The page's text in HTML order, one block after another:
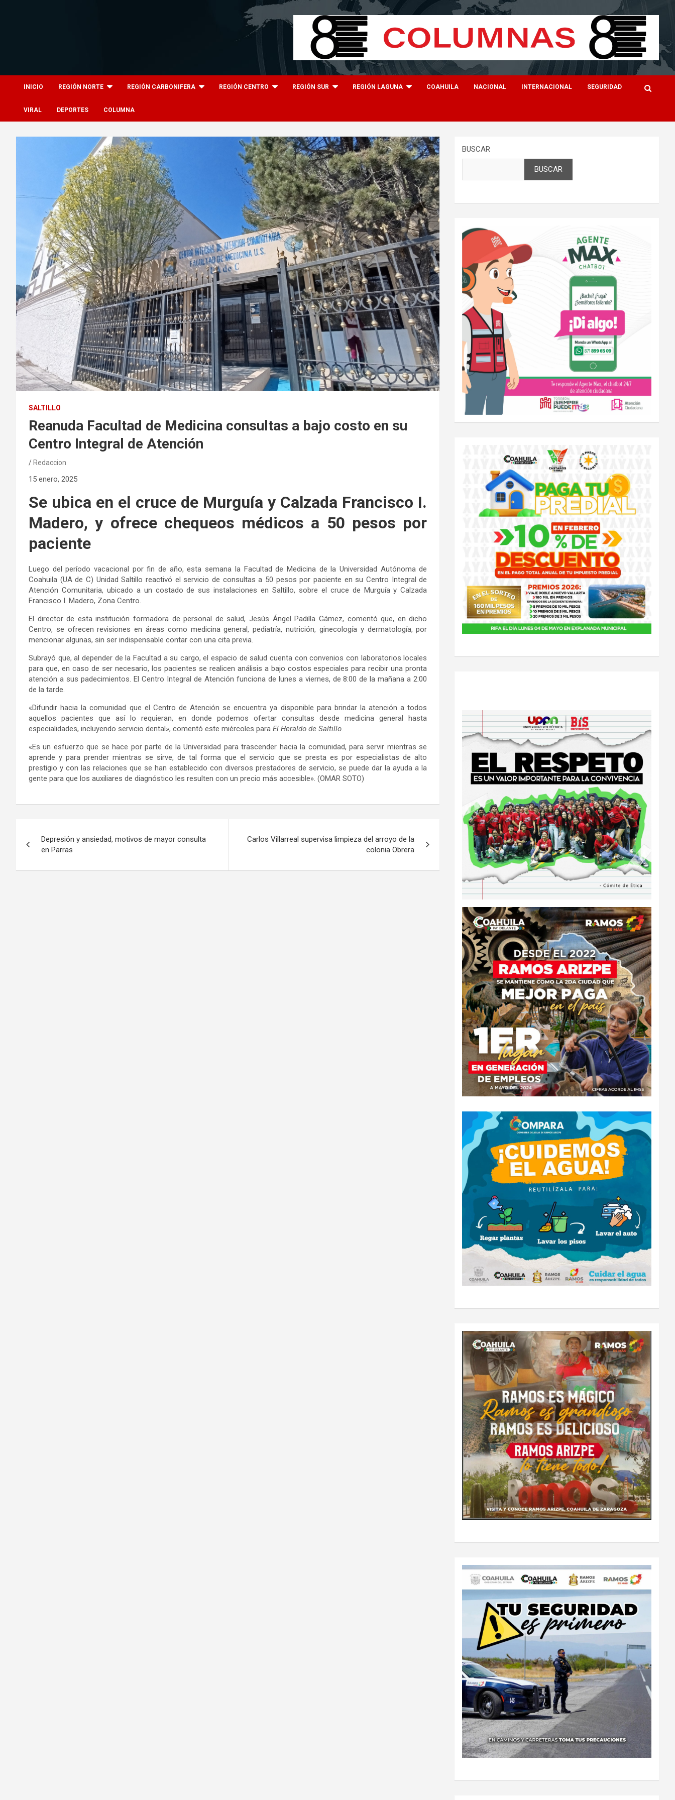
INICIO REGIÓN NORTE REGIÓN CARBONIFERA REGIÓN CENTRO REGIÓN SUR REGIÓN LAGUNA COAHUILA NACIONAL INTERNACIONAL SEGURIDAD
VIRAL DEPORTES COLUMNA
SALTILLO
Reanuda Facultad de Medicina consultas a bajo costo en su
Centro Integral de Atención
Redaccion
15 enero, 2025
Se ubica en el cruce de Murguía y Calzada Francisco I.
Madero, y ofrece chequeos médicos a 50 pesos por
paciente
Luego del período vacacional por fin de año, esta semana la Facultad de Medicina de la Universidad Autónoma de
Coahuila (UA de C) Unidad Saltillo reactivó el servicio de consultas a 50 pesos por paciente en su Centro Integral de
Atención Comunitaria, ubicado a un costado de sus instalaciones en Saltillo, sobre el cruce de Murguía y Calzada
Francisco I. Madero, Zona Centro.
El director de esta institución formadora de personal de salud, Jesús Ángel Padilla Gámez, comentó que, en dicho
Centro, se ofrecen revisiones en áreas como medicina general, pediatría, nutrición, ginecología y dermatología, por
mencionar algunas, sin ser indispensable contar con una cita previa.
Subrayó que, al depender de la Facultad a su cargo, el espacio de salud cuenta con convenios con laboratorios locales
para que, en caso de ser necesario, los pacientes se realicen análisis a bajo costos especiales para recibir una pronta
atención a sus padecimientos. El Centro Integral de Atención funciona de lunes a viernes, de 8:00 de la mañana a 2:00
de la tarde.
«Difundir hacia la comunidad que el Centro de Atención se encuentra ya disponible para brindar la atención a todos
aquellos pacientes que así lo requieran, en donde podemos ofertar consultas desde medicina general hasta
especialidades, incluyendo servicio dental», comentó este miércoles para El Heraldo de Saltillo.
«Es un esfuerzo que se hace por parte de la Universidad para trascender hacia la comunidad, para servir mientras se
aprende y para prender mientras se sirve, de tal forma que el servicio que se presta es por especialistas de alto
prestigio y con las relaciones que se han establecido con diversos prestadores de servicio, se puede dar la ayuda a la
gente para que los auxiliares de diagnóstico les resulten con un precio más accesible». (OMAR SOTO)
de
entradas
Depresión y ansiedad, motivos de mayor consulta
en Parras
Carlos Villarreal supervisa limpieza del arroyo de la
colonia Obrera
BUSCAR
BUSCAR